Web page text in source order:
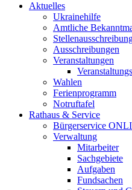
Aktuelles
Ukrainehilfe
Amtliche
Ausschreibungen
Veranstaltungen
Wahlen
Ferienprogramm
Notruftafel
Rathaus & Service
Bürgerservice
Verwaltung
Mitarbeiter
Sachgebiete
Aufgaben
Fundsachen